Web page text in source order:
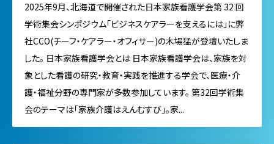
2025年9月、北海道で開催された日本家族看護学会第 32 回
学術集会シンポジウム「ビジネスケアラーを支えるには」に弊
社CCO(チーフ・ケアラー・オフィサー)の木場猛が登壇いたしま
した。 日本家族看護学会とは 日本家族看護学会は、家族を対
象とした看護の研究・教育・実践を推進する学会で、医療・介
護・福祉分野の専門家が多数参加しています。 第32回学術集
会のテーマは「家族介護はえんむすび」。家...